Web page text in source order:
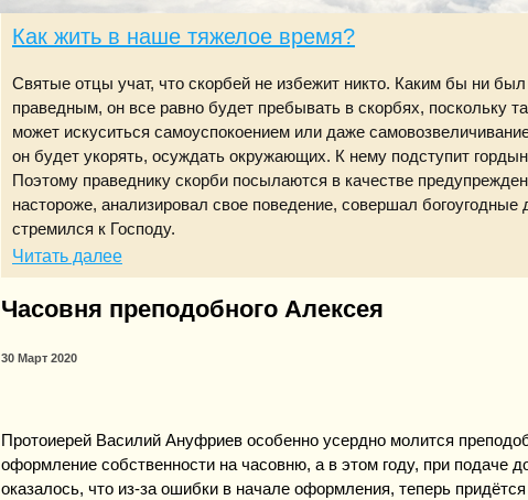
Как жить в наше тяжелое время?
Святые отцы учат, что скорбей не избежит никто. Каким бы ни
праведным, он все равно будет пребывать в скорбях, поскольку
может искуситься самоуспокоением или даже
он будет укорять, осуждать окружающих. К нему подступит
Поэтому праведнику скорби посылаются в качестве
настороже, анализировал свое поведение, совершал
стремился к Господу.
Читать далее
Часовня преподобного Алексея
30 Март 2020
Протоиерей Василий Ануфриев особенно усердно молится
оформление собственности на часовню, а в этом году, при подаче
оказалось, что из-за ошибки в начале оформления, теперь